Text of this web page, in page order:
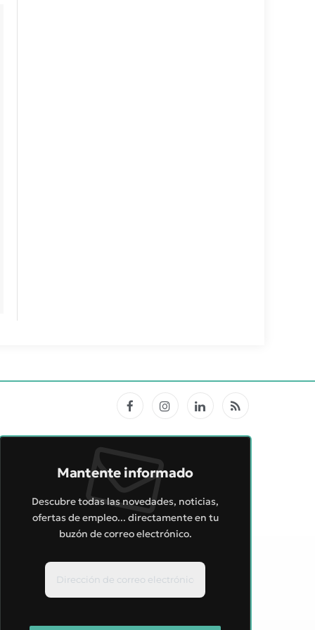
FacebookInstagramLinkedInRSS
Mantente informado
Descubre todas las novedades, noticias,
ofertas de empleo... directamente en tu
buzón de correo electrónico.